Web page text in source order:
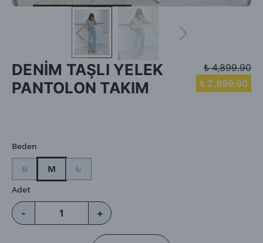
DENİM TAŞLI YELEK
PANTOLON TAKIM
₺ 4,899.90
₺ 2,999.90
Beden
S M L
Adet
- +